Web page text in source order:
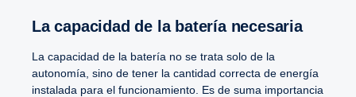
La capacidad de la batería necesaria
La capacidad de la batería no se trata solo de la
autonomía, sino de tener la cantidad correcta de energía
instalada para el funcionamiento. Es de suma importancia